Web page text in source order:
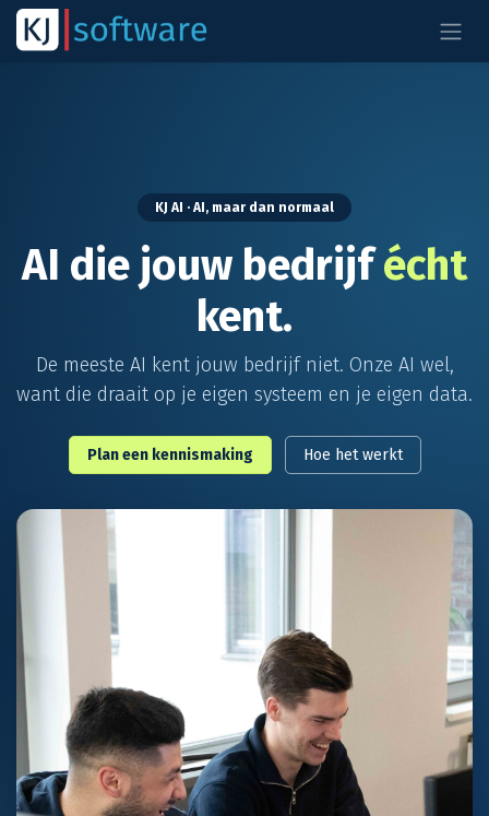
Overslaan naar inhoud
KJ AI · AI, maar dan normaal
AI die jouw bedrijfécht
kent.
De meeste AI kent jouw bedrijf niet. Onze AI wel,
want die draait op je eigen systeem en je eigen data.
Plan een kennismaking Hoe het werkt